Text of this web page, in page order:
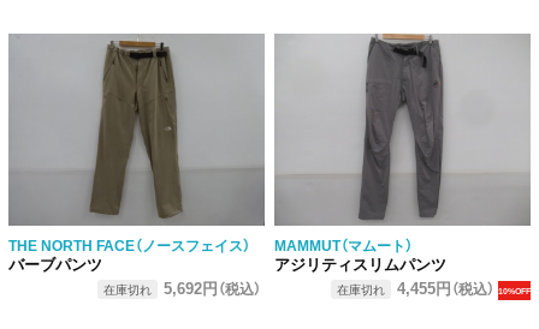
THE NORTH FACE（ノースフェイス）
バーブパンツ
在庫切れ 5,692円（税込）
MAMMUT（マムート）
アジリティスリムパンツ
在庫切れ 4,455円（税込） 10%OFF